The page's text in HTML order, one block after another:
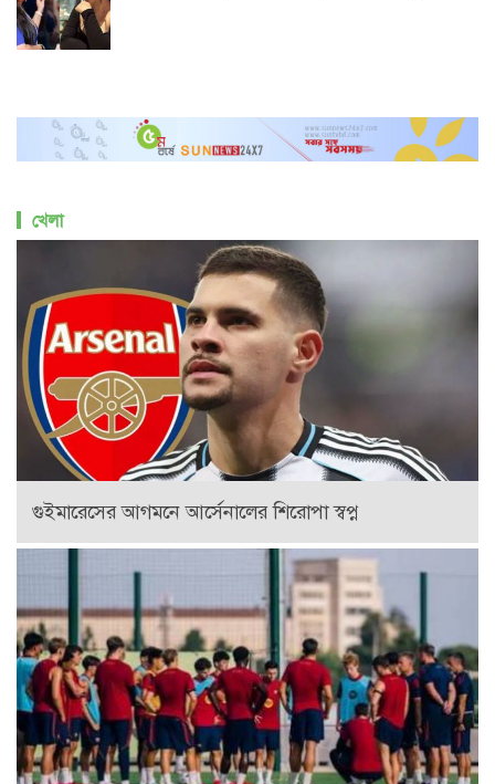
খেলা
গুইমারেসের আগমনে আর্সেনালের শিরোপা স্বপ্ন